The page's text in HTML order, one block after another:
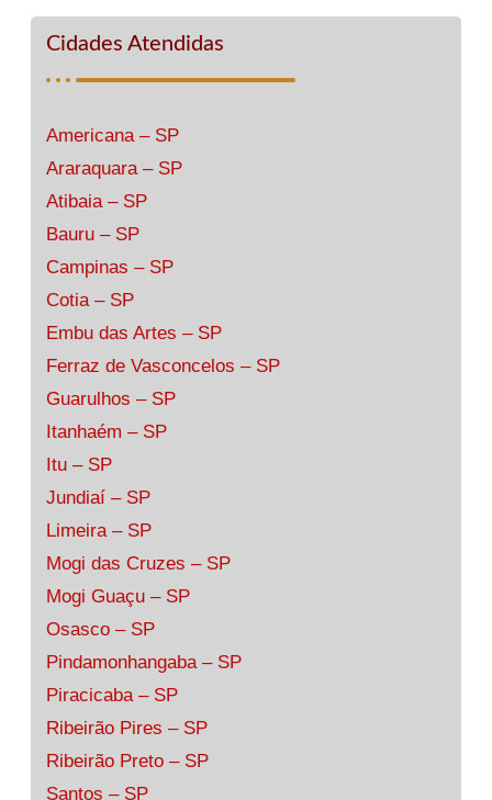
Cidades Atendidas
Americana – SP
Araraquara – SP
Atibaia – SP
Bauru – SP
Campinas – SP
Cotia – SP
Embu das Artes – SP
Ferraz de Vasconcelos – SP
Guarulhos – SP
Itanhaém – SP
Itu – SP
Jundiaí – SP
Limeira – SP
Mogi das Cruzes – SP
Mogi Guaçu – SP
Osasco – SP
Pindamonhangaba – SP
Piracicaba – SP
Ribeirão Pires – SP
Ribeirão Preto – SP
Santos – SP